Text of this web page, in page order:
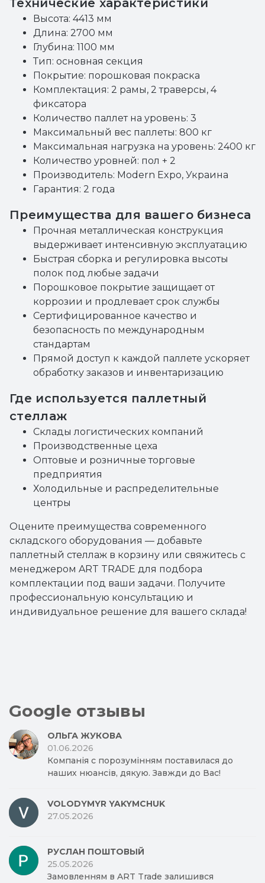
Технические характеристики
Высота: 4413 мм
Длина: 2700 мм
Глубина: 1100 мм
Тип: основная секция
Покрытие: порошковая покраска
Комплектация: 2 рамы, 2 траверсы, 4
фиксатора
Количество паллет на уровень: 3
Максимальный вес паллеты: 800 кг
Максимальная нагрузка на уровень: 2400 кг
Количество уровней: пол + 2
Производитель: Modern Expo, Украина
Гарантия: 2 года
Преимущества для вашего бизнеса
Прочная металлическая конструкция
выдерживает интенсивную эксплуатацию
Быстрая сборка и регулировка высоты
полок под любые задачи
Порошковое покрытие защищает от
коррозии и продлевает срок службы
Сертифицированное качество и
безопасность по международным
стандартам
Прямой доступ к каждой паллете ускоряет
обработку заказов и инвентаризацию
Где используется паллетный
стеллаж
Склады логистических компаний
Производственные цеха
Оптовые и розничные торговые
предприятия
Холодильные и распределительные
центры
Оцените преимущества современного
складского оборудования — добавьте
паллетный стеллаж в корзину или свяжитесь с
менеджером ART TRADE для подбора
комплектации под ваши задачи. Получите
профессиональную консультацию и
индивидуальное решение для вашего склада!
Google отзывы
ОЛЬГА ЖУКОВА
01.06.2026
Компанія с порозумінням поставилася до
наших нюансів, дякую. Завжди до Вас!
VOLODYMYR YAKYMCHUK
27.05.2026
РУСЛАН ПОШТОВЫЙ
25.05.2026
Замовленням в ART Trade залишився